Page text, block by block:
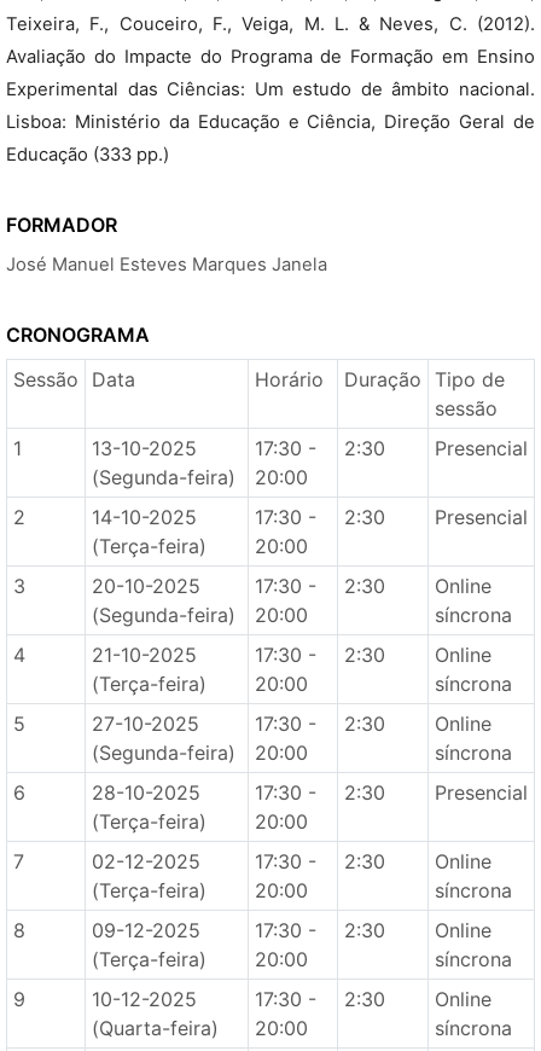
Teixeira, F., Couceiro, F., Veiga, M. L. & Neves, C. (2012).
Avaliação do Impacte do Programa de Formação em Ensino
Experimental das Ciências: Um estudo de âmbito nacional.
Lisboa: Ministério da Educação e Ciência, Direção Geral de
Educação (333 pp.)
FORMADOR
José Manuel Esteves Marques Janela
CRONOGRAMA
Sessão
Data Horário Duração Tipo de
sessão
1
13-10-2025
(Segunda-feira)
17:30 -
20:00
2:30 Presencial
2
14-10-2025
(Terça-feira)
17:30 -
20:00
2:30 Presencial
3
20-10-2025
(Segunda-feira)
17:30 -
20:00
2:30
Online
síncrona
4
21-10-2025
(Terça-feira)
17:30 -
20:00
2:30
Online
síncrona
5
27-10-2025
(Segunda-feira)
17:30 -
20:00
2:30
Online
síncrona
6
28-10-2025
(Terça-feira)
17:30 -
20:00
2:30 Presencial
7
02-12-2025
(Terça-feira)
17:30 -
20:00
2:30
Online
síncrona
8
09-12-2025
(Terça-feira)
17:30 -
20:00
2:30
Online
síncrona
9
10-12-2025
(Quarta-feira)
17:30 -
20:00
2:30
Online
síncrona